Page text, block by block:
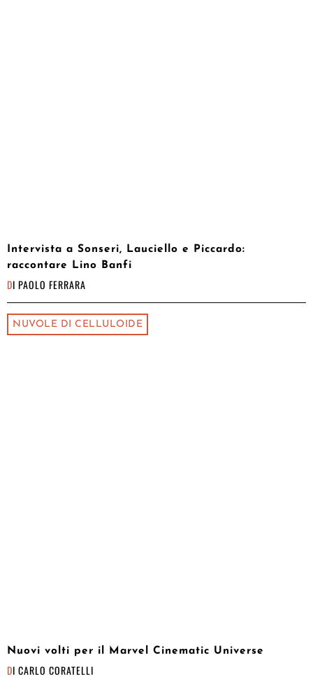
Intervista a Sonseri, Lauciello e Piccardo:
raccontare Lino Banfi
DI PAOLO FERRARA
NUVOLE DI CELLULOIDE
Nuovi volti per il Marvel Cinematic Universe
DI CARLO CORATELLI